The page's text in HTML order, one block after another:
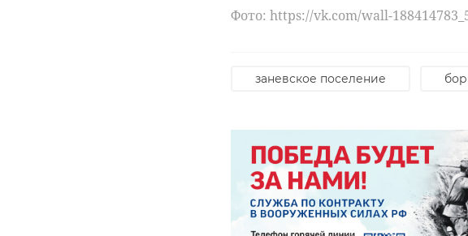
Фото: https://vk.com/wall-
заневское поселение
Фото: https://t.me/
инфраструктуры. Особый акцент
Сергей Перминов подчеркнул,
задач.